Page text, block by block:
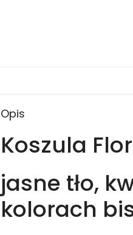
Opis
Koszula
jasne tło,
kolorach